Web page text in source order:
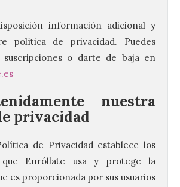
información adicional y
política de privacidad. Puedes
suscripciones o darte de baja en
nuestra
privacidad
de Privacidad establece los
Enróllate usa y protege la
es proporcionada por sus usuarios